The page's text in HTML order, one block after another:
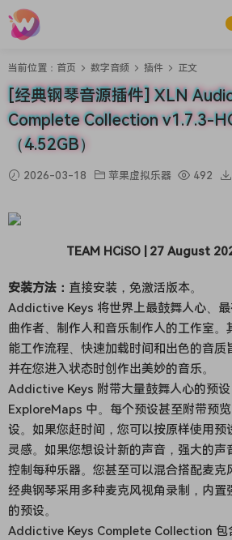
当前位置： 首页 数字音频 插件 正文
[经典钢琴音源插件] XLN
Complete Collection v1.7.3-
（4.52GB）
2026-03-18 苹果虚拟乐器 492
TEAM HCiSO | 27 August
安装方法： 直接安装，免激活版本。
Addictive Keys 将世界上最鼓舞人心、
曲作者、制作人和音乐制作人的工作室。
能工作流程、快速加载时间和出色的音质
并在您进入状态时创作出美妙的音乐。
Addictive Keys 附带大量鼓舞人心的预
ExploreMaps 中。每个预设甚至附带预
设。如果您赶时间，您可以按原样使用预
灵感。如果您想设计新的声音，强大的声
控制每种乐器。您甚至可以混合搭配麦克
经典钢琴采用多种麦克风视角录制，内置
的预设。
Addictive Keys Complete Collection 包